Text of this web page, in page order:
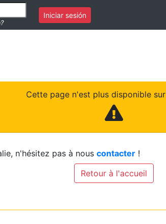
Iniciar sesión
Cette page n'est plus disponible sur
n'hésitez pas à nous contacter !
Retour à l'accueil